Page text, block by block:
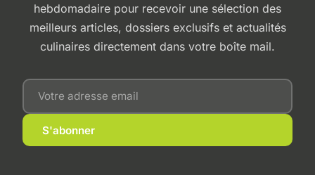
hebdomadaire pour recevoir une sélection des
meilleurs articles, dossiers exclusifs et actualités
culinaires directement dans votre boîte mail.
S'abonner